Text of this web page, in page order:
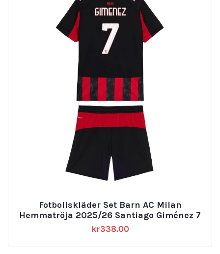
Fotbollskläder Set Barn AC Milan
Hemmatröja 2025/26 Santiago Giménez 7
kr338.00